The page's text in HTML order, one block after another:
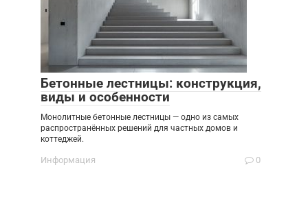
Бетонные лестницы: конструкция,
виды и особенности
Монолитные бетонные лестницы — одно из самых
распространённых решений для частных домов и
коттеджей.
Информация 0